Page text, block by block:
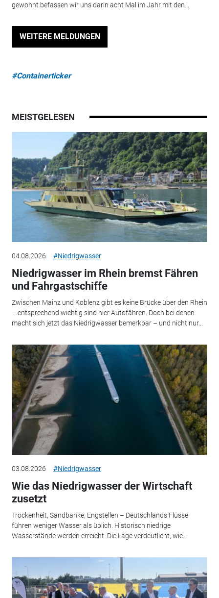
gewohnt befassen wir uns darin acht Mal im Jahr mit den...
WEITERE MELDUNGEN
#Containerticker
MEISTGELESEN
04.08.2026 #Niedrigwasser
Niedrigwasser im Rhein bremst Fähren
und Fahrgastschiffe
Zwischen Mainz und Koblenz gibt es keine Brücke über den Rhein
– entsprechend wichtig sind hier Autofähren. Doch bei denen
macht sich jetzt das Niedrigwasser bemerkbar – und nicht nur...
03.08.2026 #Niedrigwasser
Wie das Niedrigwasser der Wirtschaft
zusetzt
Trockenheit, Sandbänke, Engstellen – Deutschlands Flüsse
führen weniger Wasser als üblich. Historisch niedrige
Wasserstände werden erreicht. Die Lage verdeutlicht, wie...